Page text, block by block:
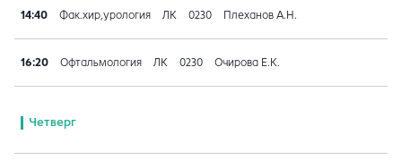
14:40 Фак.хир,урология ЛК 0230 Плеханов А.Н.
16:20 Офтальмология ЛК 0230 Очирова Е.К.
Четверг